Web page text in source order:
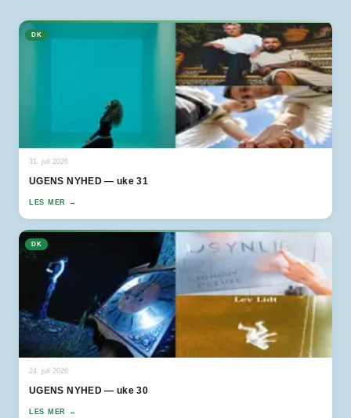
DK
31. juli 2026
UGENS NYHED — uke 31
LES MER →
DK
24. juli 2026
UGENS NYHED — uke 30
LES MER →